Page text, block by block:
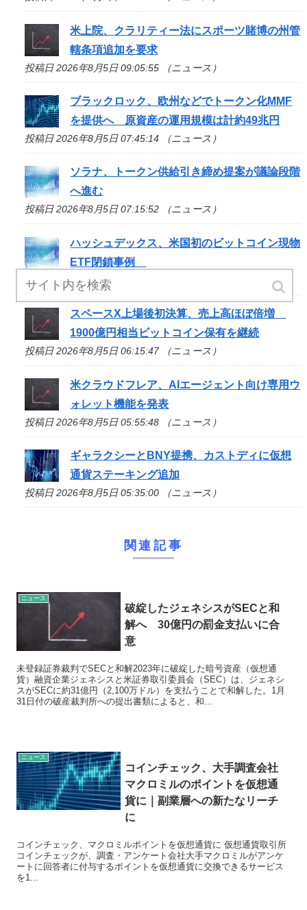
米上院、クラリティー法にスポーツ賭博の州管
轄条項追加を要求
投稿日 2026年8月5日 09:05:55 （ニュース）
ブラックロック、欧州などでトークン化MMF
を提供へ 原資産の運用規模は計約49兆円
投稿日 2026年8月5日 07:45:14 （ニュース）
ソラナ、トークン供給引き締め提案が議論段階
へ進む
投稿日 2026年8月5日 07:15:52 （ニュース）
ハッシュデックス、米国初のビットコイン現物
ETF閉鎖事例
投稿日 2026年8月5日 06:40:50 （ニュース）
スペースX上場後初決算、売上高ほぼ倍増
1900億円相当ビットコイン保有を継続
投稿日 2026年8月5日 06:15:47 （ニュース）
米クラウドフレア、AIエージェント向け専用ウ
ォレット機能を発表
投稿日 2026年8月5日 05:55:48 （ニュース）
ギャラクシーとBNY提携、カストディに仮想
通貨ステーキング追加
投稿日 2026年8月5日 05:35:00 （ニュース）
関連記事
ニュース
破綻したジェネシスがSECと和
解へ 30億円の罰金支払いに合
意
未登録証券裁判でSECと和解2023年に破綻した暗号資産（仮想通
貨）融資企業ジェネシスと米証券取引委員会（SEC）は、ジェネシ
スがSECに約31億円（2,100万ドル）を支払うことで和解した。1月
31日付の破産裁判所への提出書類によると、和...
ニュース
コインチェック、大手調査会社
マクロミルのポイントを仮想通
貨に｜副業層への新たなリーチ
に
コインチェック、マクロミルポイントを仮想通貨に 仮想通貨取引所
コインチェックが、調査・アンケート会社大手マクロミルがアンケ
ートに回答者に付与するポイントを仮想通貨に交換できるサービス
を1...